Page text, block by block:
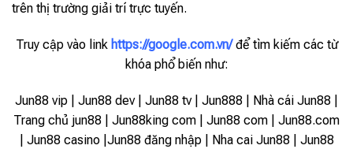
trên thị trường giải trí trực tuyến.
Truy cập vào link https://google.com.vn/ để tìm kiếm các từ
khóa phổ biến như:
Jun88 vip | Jun88 dev | Jun88 tv | Jun888 | Nhà cái Jun88 |
Trang chủ jun88 | Jun88king com | Jun88 com | Jun88.com
| Jun88 casino |Jun88 đăng nhập | Nha cai Jun88 | Jun88